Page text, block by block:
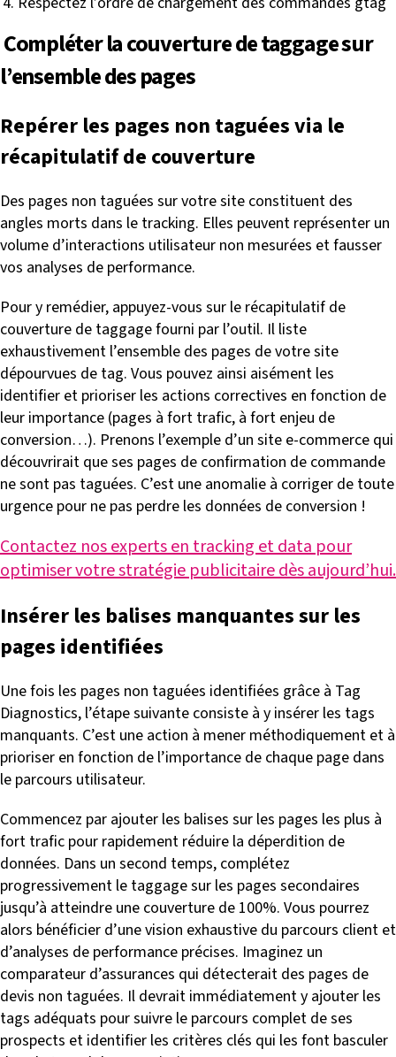
Compléter la couverture de taggage sur
l’ensemble des pages
Repérer les pages non taguées via le
récapitulatif de couverture
Des pages non taguées sur votre site constituent des
angles morts dans le tracking. Elles peuvent représenter un
volume d’interactions utilisateur non mesurées et fausser
vos analyses de performance.
Pour y remédier, appuyez-vous sur le récapitulatif de
couverture de taggage fourni par l’outil. Il liste
exhaustivement l’ensemble des pages de votre site
dépourvues de tag. Vous pouvez ainsi aisément les
identifier et prioriser les actions correctives en fonction de
leur importance (pages à fort trafic, à fort enjeu de
conversion…). Prenons l’exemple d’un site e-commerce qui
découvrirait que ses pages de confirmation de commande
ne sont pas taguées. C’est une anomalie à corriger de toute
urgence pour ne pas perdre les données de conversion !
Contactez nos experts en tracking et data pour
optimiser votre stratégie publicitaire dès aujourd’hui.
Insérer les balises manquantes sur les
pages identifiées
Une fois les pages non taguées identifiées grâce à Tag
Diagnostics, l’étape suivante consiste à y insérer les tags
manquants. C’est une action à mener méthodiquement et à
prioriser en fonction de l’importance de chaque page dans
le parcours utilisateur.
Commencez par ajouter les balises sur les pages les plus à
fort trafic pour rapidement réduire la déperdition de
données. Dans un second temps, complétez
progressivement le taggage sur les pages secondaires
jusqu’à atteindre une couverture de 100%. Vous pourrez
alors bénéficier d’une vision exhaustive du parcours client et
d’analyses de performance précises. Imaginez un
comparateur d’assurances qui détecterait des pages de
devis non taguées. Il devrait immédiatement y ajouter les
tags adéquats pour suivre le parcours complet de ses
prospects et identifier les critères clés qui les font basculer